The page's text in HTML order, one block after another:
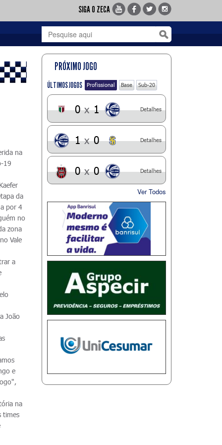
SIGA O ZECA
na
19
da
por 4
no
zona
Vale
a
João
e
na
times
PRÓXIMO JOGO
ÚLTIMOS JOGOS Profissional Base Sub-20
0 x 1 Detalhes
1 x 0 Detalhes
0 x 0 Detalhes
Ver Todos